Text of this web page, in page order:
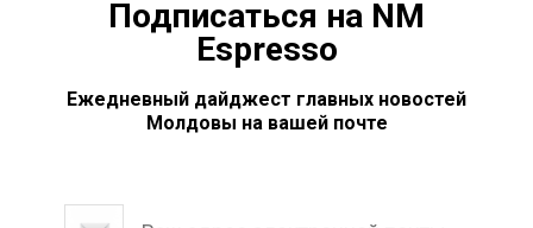
Подписаться на NM
Espresso
Ежедневный дайджест главных новостей
Молдовы на вашей почте